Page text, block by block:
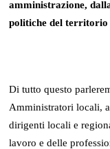
amministrazione,
politiche del
Di tutto questo
Amministratori locali,
dirigenti locali e
lavoro e delle